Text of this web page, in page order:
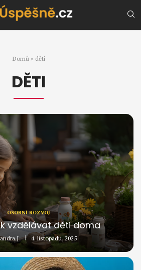
Domů » děti
DĚTI
OSOBNÍ ROZVOJ
vzdělávat děti doma
4. listopadu, 2025